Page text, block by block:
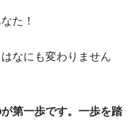
た！
なにも変わりません
第一歩です。一歩を踏